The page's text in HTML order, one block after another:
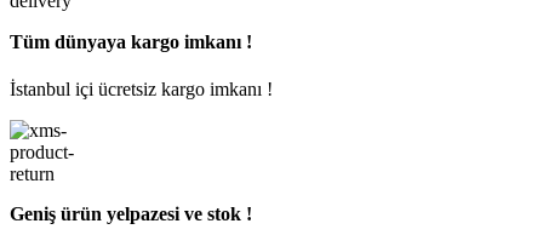
Tüm dünyaya kargo imkanı !
İstanbul içi ücretsiz kargo imkanı !
Geniş ürün yelpazesi ve stok !